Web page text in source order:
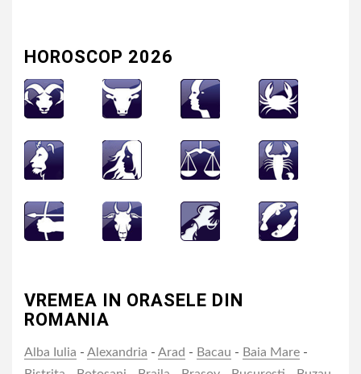
HOROSCOP 2026
VREMEA IN ORASELE DIN
ROMANIA
Alba Iulia - Alexandria - Arad - Bacau - Baia Mare -